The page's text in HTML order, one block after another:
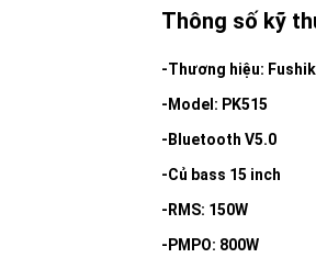
Thông số kỹ
-Thương hiệu:
-Model: PK515
-Bluetooth V5.0
-Củ bass 15 inch
-RMS: 150W
-PMPO: 800W